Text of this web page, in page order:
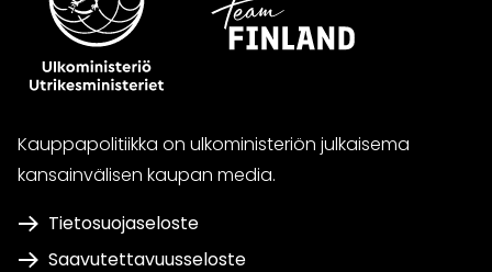
Kauppapolitiikka on ulkoministeriön julkaisema
kansainvälisen kaupan media.
Tietosuojaseloste
Saavutettavuusseloste